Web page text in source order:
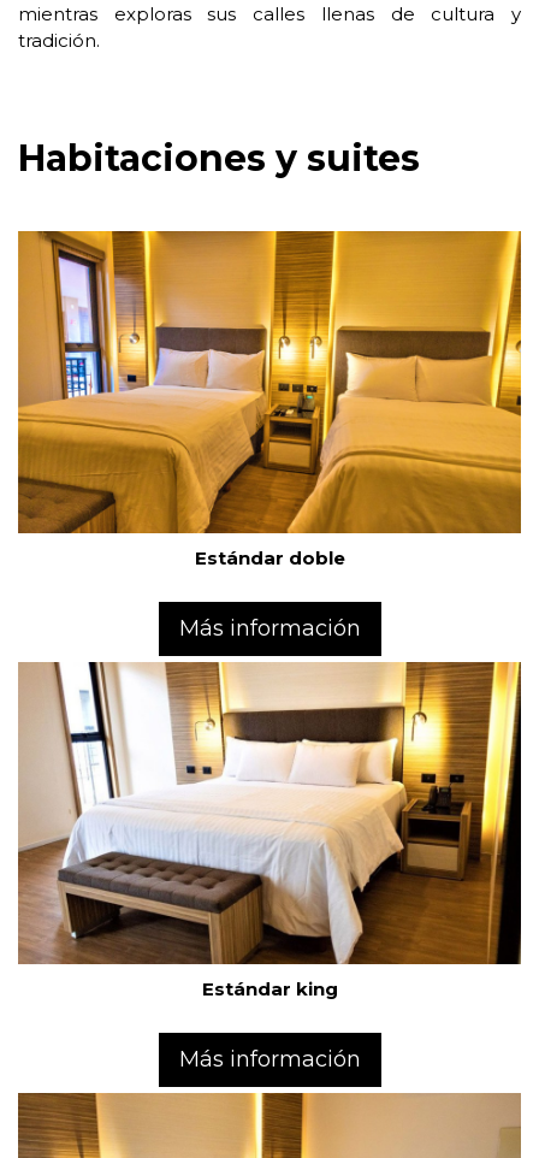
mientras exploras sus calles llenas de cultura y
tradición.
Habitaciones y suites
Estándar doble
Más información
Estándar king
Más información